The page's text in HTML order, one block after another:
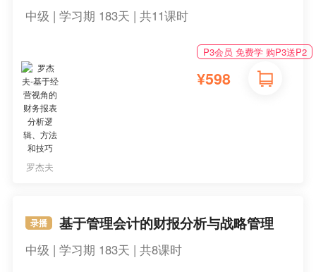
中级 | 学习期 183天 | 共11课时
罗杰夫
P3会员 免费学 购P3送P2
¥598
录播 基于管理会计的财报分析与战略管理
中级 | 学习期 183天 | 共8课时